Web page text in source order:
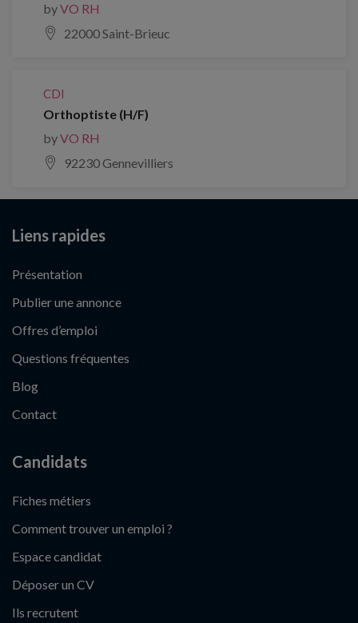
byVO RH
22000 Saint-Brieuc
CDI
Orthoptiste (H/F)
byVO RH
92230 Gennevilliers
Liens rapides
Présentation
Publier une annonce
Offres d’emploi
Questions fréquentes
Blog
Contact
Candidats
Fiches métiers
Comment trouver un emploi ?
Espace candidat
Déposer un CV
Ils recrutent